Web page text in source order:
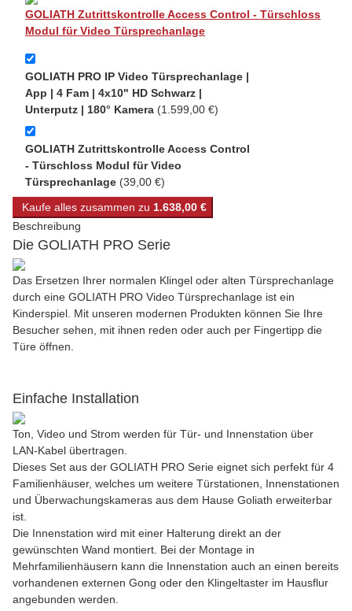
GOLIATH Zutrittskontrolle Access Control - Türschloss
Modul für Video Türsprechanlage
GOLIATH PRO IP Video Türsprechanlage |
App | 4 Fam | 4x10" HD Schwarz |
Unterputz | 180° Kamera (1.599,00 €)
GOLIATH Zutrittskontrolle Access Control
- Türschloss Modul für Video
Türsprechanlage (39,00 €)
Kaufe alles zusammen zu 1.638,00 €
Beschreibung
Die GOLIATH PRO Serie
Das Ersetzen Ihrer normalen Klingel oder alten Türsprechanlage
durch eine GOLIATH PRO Video Türsprechanlage ist ein
Kinderspiel. Mit unseren modernen Produkten können Sie Ihre
Besucher sehen, mit ihnen reden oder auch per Fingertipp die
Türe öffnen.
Einfache Installation
Ton, Video und Strom werden für Tür- und Innenstation über
LAN-Kabel übertragen.
Dieses Set aus der GOLIATH PRO Serie eignet sich perfekt für 4
Familienhäuser, welches um weitere Türstationen, Innenstationen
und Überwachungskameras aus dem Hause Goliath erweiterbar
ist.
Die Innenstation wird mit einer Halterung direkt an der
gewünschten Wand montiert. Bei der Montage in
Mehrfamilienhäusern kann die Innenstation auch an einen bereits
vorhandenen externen Gong oder den Klingeltaster im Hausflur
angebunden werden.